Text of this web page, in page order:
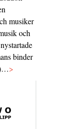
musiker
och
binder
>